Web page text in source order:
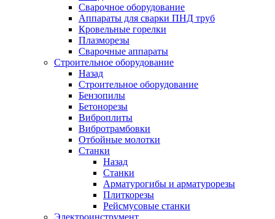
Сварочное оборудование
Аппараты для сварки ПНД труб
Кровельные горелки
Плазморезы
Сварочные аппараты
Строительное оборудование
Назад
Строительное оборудование
Бензопилы
Бетонорезы
Виброплиты
Вибротрамбовки
Отбойные молотки
Станки
Назад
Станки
Арматурогибы и арматурорезы
Плиткорезы
Рейсмусовые станки
Электроинструмент